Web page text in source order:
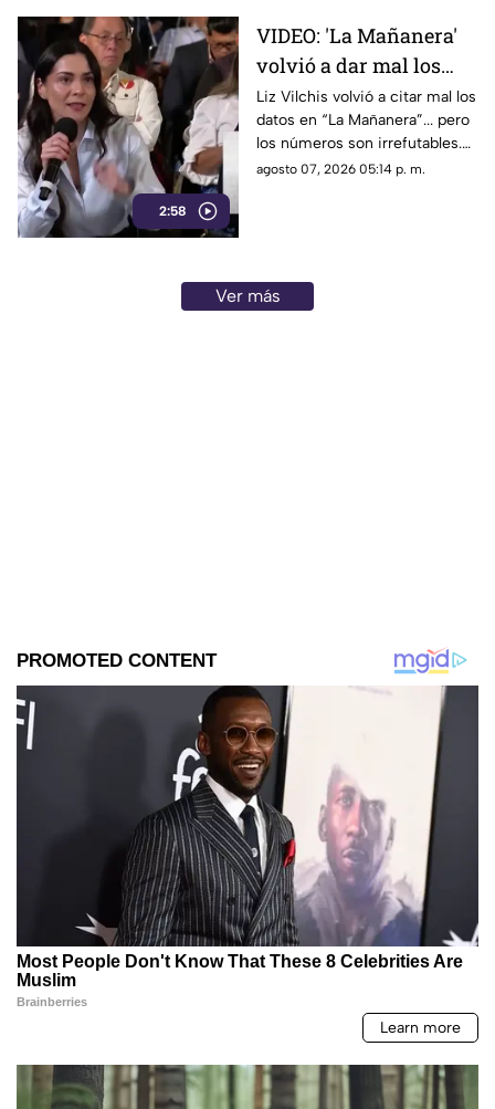
Rocha Moya, Enrique Inzunza y
otros funcionarios morenistas.
2:58
VIDEO: 'La Mañanera'
volvió a dar mal los
datos: TV Azteca es el
medio tradicional con
mayor alcance y
credibilidad de México
Liz Vilchis volvió a citar mal los
datos en “La Mañanera”... pero
los números son irrefutables.
El estudio internacional de
evidencia, nadie puede.
agosto 07, 2026 05:14 p. m.
Ver más